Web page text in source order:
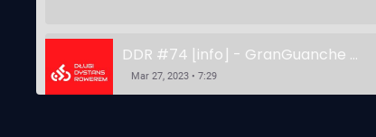
DDR #74 [info] - GranGuanche Gravel startuje w piątek! Wataha Ultra Race Wiosna - zaprasza Mateusz Szafraniec. Dwie samochwałki
Mar 27, 2023 • 7:29